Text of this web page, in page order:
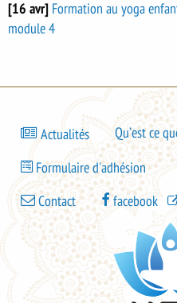
[16 avr] Formation au yoga
module 4
Bas
page
-
menu
Actualités Qu’est ce
Bas
de
page
-
menu
2
Formulaire d'adhésion
Bas
de
page
-
menu
Contact facebook